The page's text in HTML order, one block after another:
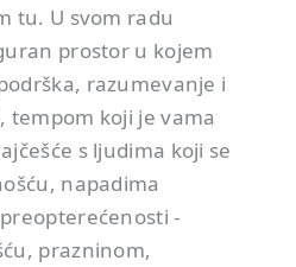
tu. U svom radu
prostor u kojem
razumevanje i
tempom koji je vama
s ljudima koji se
napadima
-
prazninom,